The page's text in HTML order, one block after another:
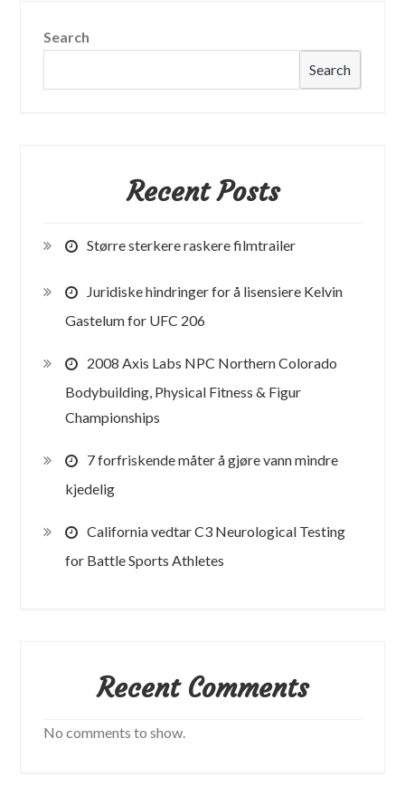
i
Search
Search
Recent Posts
Større sterkere raskere filmtrailer
Juridiske hindringer for å lisensiere Kelvin
Gastelum for UFC 206
2008 Axis Labs NPC Northern Colorado
Bodybuilding, Physical Fitness & Figur
Championships
7 forfriskende måter å gjøre vann mindre
kjedelig
California vedtar C3 Neurological Testing
for Battle Sports Athletes
Recent Comments
No comments to show.